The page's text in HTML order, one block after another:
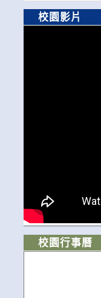
校園影片
校園行事曆